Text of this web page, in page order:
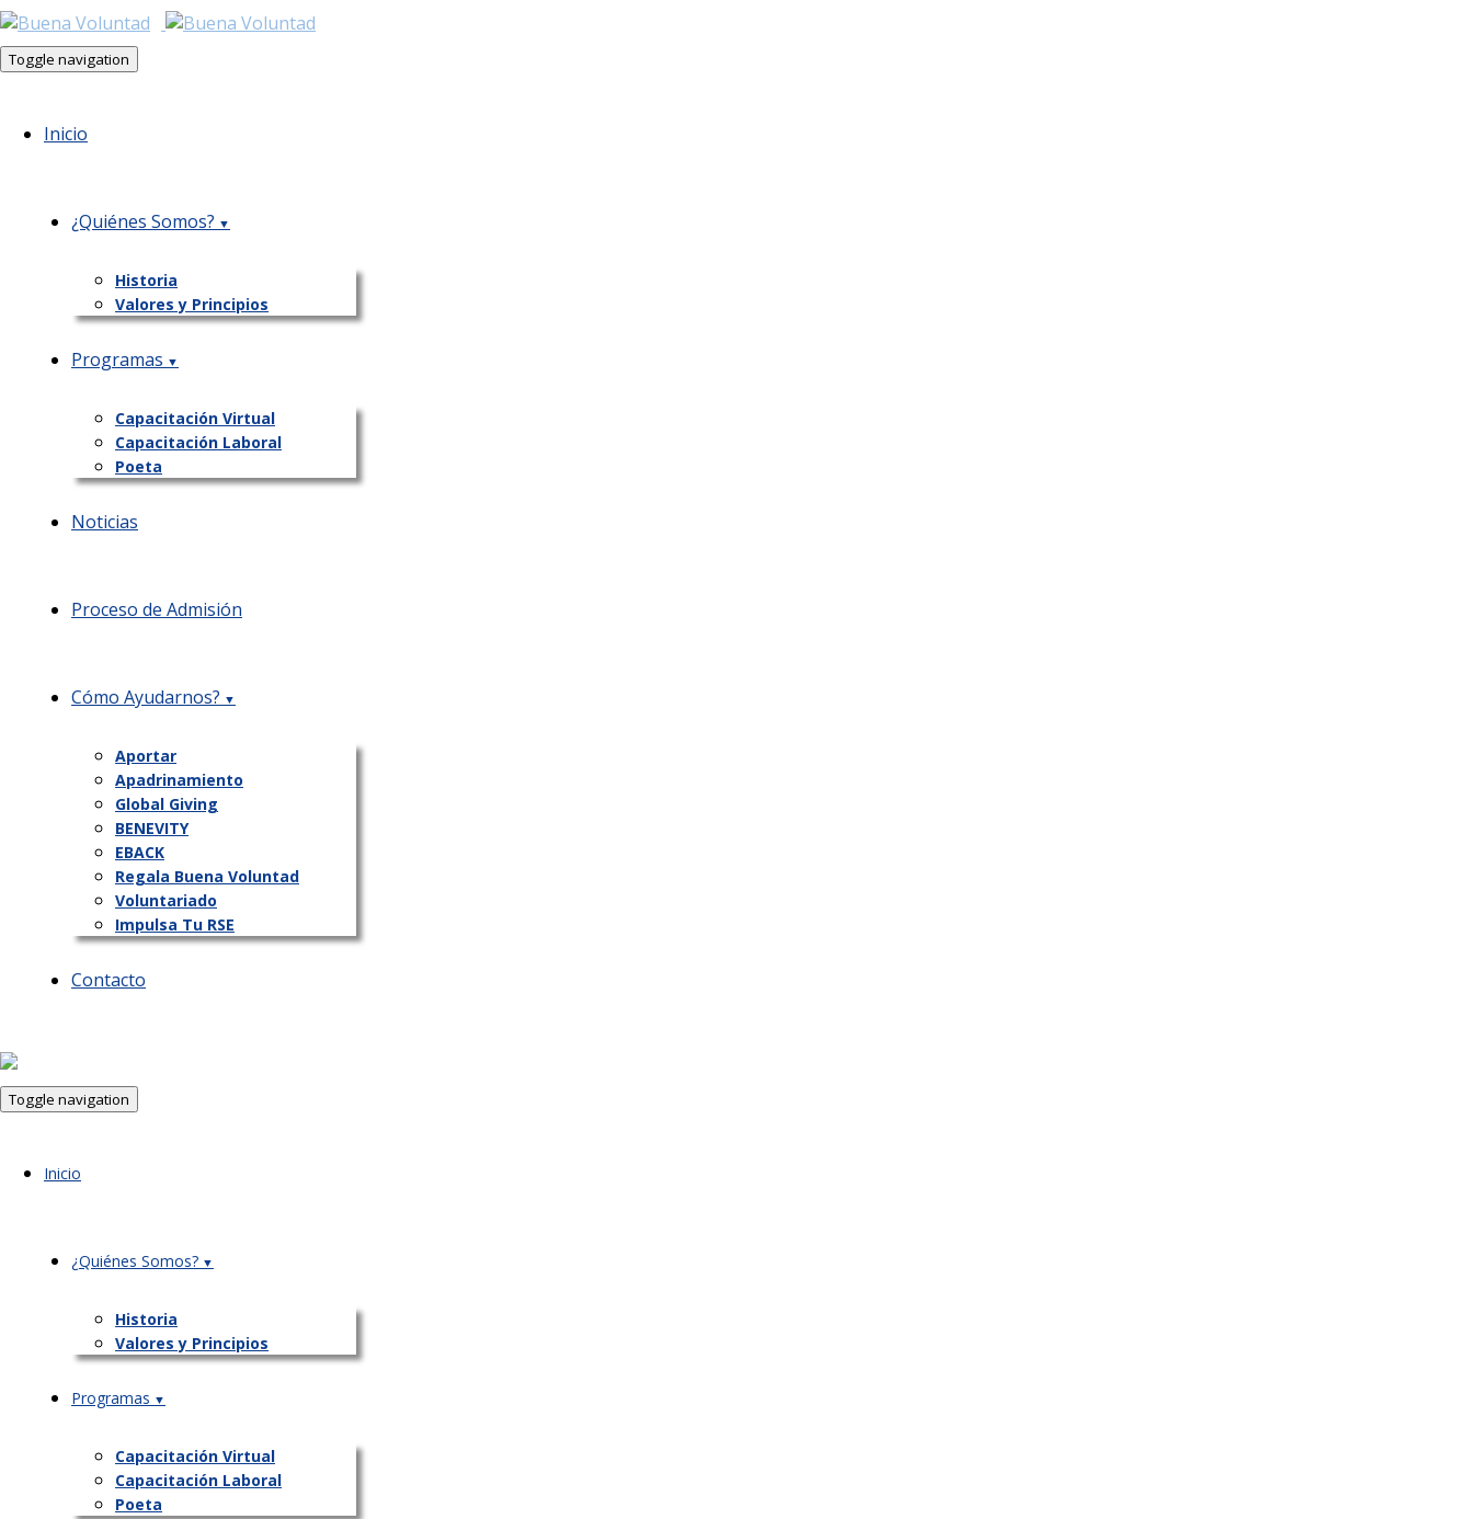
Toggle navigation
Inicio
¿Quiénes Somos?
Historia
Valores y Principios
Programas
Capacitación Virtual
Capacitación Laboral
Poeta
Noticias
Proceso de Admisión
Cómo Ayudarnos?
Aportar
Apadrinamiento
Global Giving
BENEVITY
EBACK
Regala Buena Voluntad
Voluntariado
Impulsa Tu RSE
Contacto
Toggle navigation
Inicio
¿Quiénes Somos?
Historia
Valores y Principios
Programas
Capacitación Virtual
Capacitación Laboral
Poeta